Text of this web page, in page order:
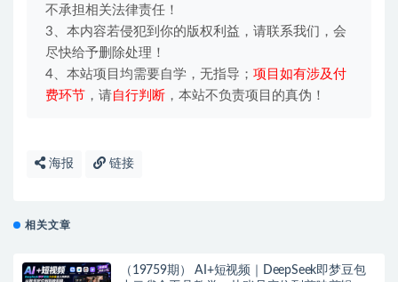
不承担相关法律责任！
3、本内容若侵犯到你的版权利益，请联系我们，会
尽快给予删除处理！
4、本站项目均需要自学，无指导； 项目如有涉及付
费环节 ，请自行判断 ，本站不负责项目的真伪！
海报 链接
相关文章
（19759期） AI+短视频｜DeepSeek即梦豆包